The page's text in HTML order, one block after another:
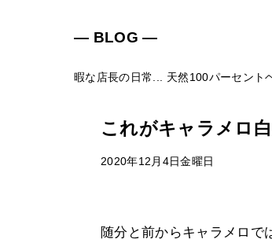
― BLOG ―
暇な店長の日常... 天然100パーセント
これがキャラメロ
2020年12月4日金曜日
随分と前からキャラメロで